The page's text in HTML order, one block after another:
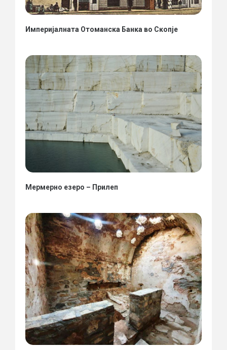
Империјалната Отоманска Банка во Скопје
Мермерно езеро – Прилеп